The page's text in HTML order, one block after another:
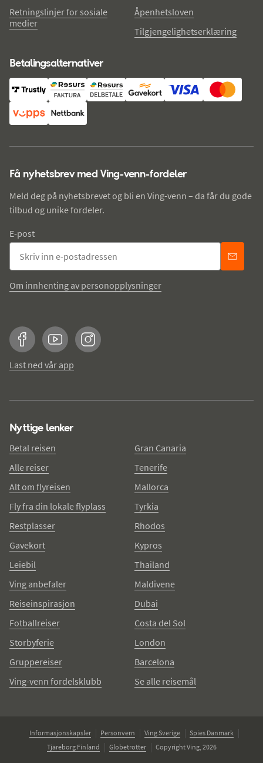
Retningslinjer for sosiale
medier
Åpenhetsloven
Tilgjengelighetserklæring
Betalingsalternativer
Få nyhetsbrev med Ving-venn-fordeler
Meld deg på nyhetsbrevet og bli en Ving-venn – da får du gode
tilbud og unike fordeler.
E-post
Om innhenting av personopplysninger
FacebookYouTubeInstagram
Last ned vår app
Nyttige lenker
Betal reisen
Alle reiser
Alt om flyreisen
Fly fra din lokale flyplass
Restplasser
Gavekort
Leiebil
Ving anbefaler
Reiseinspirasjon
Fotballreiser
Storbyferie
Gruppereiser
Ving-venn fordelsklubb
Gran Canaria
Tenerife
Mallorca
Tyrkia
Rhodos
Kypros
Thailand
Maldivene
Dubai
Costa del Sol
London
Barcelona
Se alle reisemål
Informasjonskapsler Personvern Ving Sverige
Spies Danmark
Tjäreborg Finland
Globetrotter Copyright Ving, 2026